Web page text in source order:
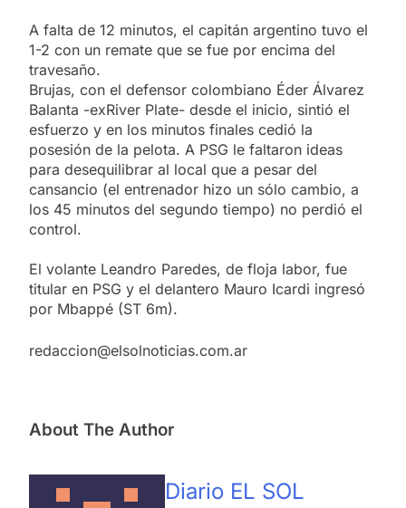
A falta de 12 minutos, el capitán argentino tuvo el
1-2 con un remate que se fue por encima del
travesaño.
Brujas, con el defensor colombiano Éder Álvarez
Balanta -exRiver Plate- desde el inicio, sintió el
esfuerzo y en los minutos finales cedió la
posesión de la pelota. A PSG le faltaron ideas
para desequilibrar al local que a pesar del
cansancio (el entrenador hizo un sólo cambio, a
los 45 minutos del segundo tiempo) no perdió el
control.
El volante Leandro Paredes, de floja labor, fue
titular en PSG y el delantero Mauro Icardi ingresó
por Mbappé (ST 6m).
redaccion@elsolnoticias.com.ar
About The Author
Diario EL SOL